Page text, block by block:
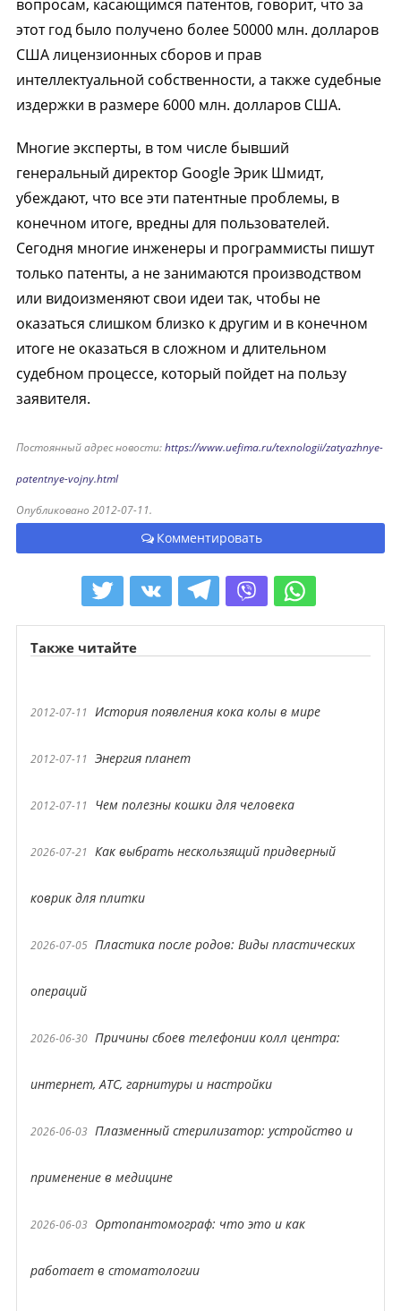
вопросам, касающимся патентов, говорит, что за
этот год было получено более 50000 млн. долларов
США лицензионных сборов и прав
интеллектуальной собственности, а также судебные
издержки в размере 6000 млн. долларов США.
Многие эксперты, в том числе бывший
генеральный директор Google Эрик Шмидт,
убеждают, что все эти патентные проблемы, в
конечном итоге, вредны для пользователей.
Сегодня многие инженеры и программисты пишут
только патенты, а не занимаются производством
или видоизменяют свои идеи так, чтобы не
оказаться слишком близко к другим и в конечном
итоге не оказаться в сложном и длительном
судебном процессе, который пойдет на пользу
заявителя.
Постоянный адрес новости:https://www.uefima.ru/texnologii/zatyazhnye-
patentnye-vojny.html
Опубликовано 2012-07-11.
Комментировать
Также читайте
2012-07-11 История появления кока колы в мире
2012-07-11 Энергия планет
2012-07-11 Чем полезны кошки для человека
2026-07-21 Как выбрать нескользящий придверный
коврик для плитки
2026-07-05 Пластика после родов: Виды пластических
операций
2026-06-30 Причины сбоев телефонии колл центра:
интернет, АТС, гарнитуры и настройки
2026-06-03 Плазменный стерилизатор: устройство и
применение в медицине
2026-06-03 Ортопантомограф: что это и как
работает в стоматологии